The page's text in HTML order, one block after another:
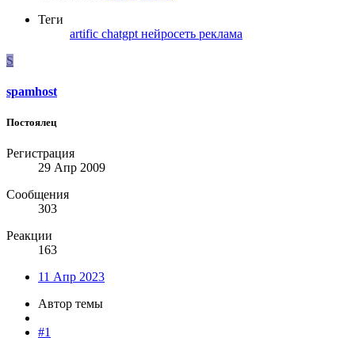
Теги
artific chatgpt нейросеть реклама
S
spamhost
Постоялец
Регистрация
29 Апр 2009
Сообщения
303
Реакции
163
11 Апр 2023
Автор темы
#1